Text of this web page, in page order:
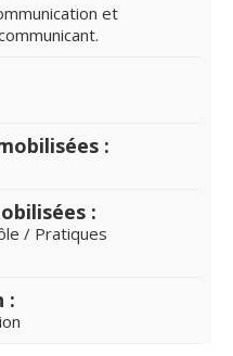
et
:
:
/ Pratiques
: